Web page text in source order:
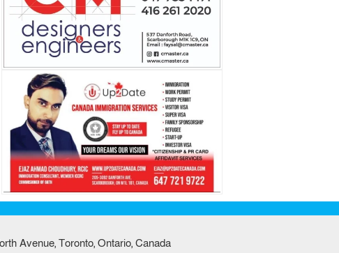
Avenue, Toronto, Ontario, Canada